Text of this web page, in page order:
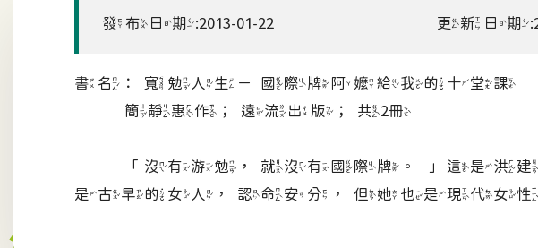
發布日期:2013-01-22 更新日期
書名：寬勉人生－國際牌阿嬤給我的十堂課
簡靜惠作；遠流出版；共2冊
「沒有游勉，就沒有國際牌。」這是洪建
是古早的女人，認命安分，但她也是現代女